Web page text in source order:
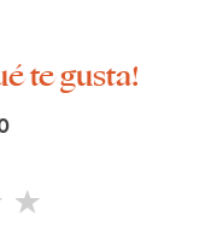
te gusta!